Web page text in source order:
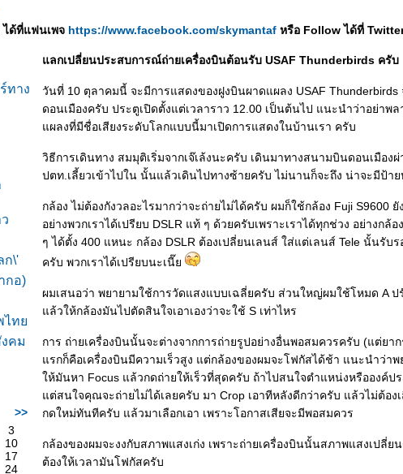
ด้ที่แฟนเพจ https://www.facebook.com/skymantafหรือ Follow ได้ที่
ทาง
ก\'
กอ)
ไท
งคม
>>
3
10
17
24
ลกเปลี่ยนประสบการณ์ถ่ายเครื่องบินต้อนรับ USAF Thunderbirds ครับ
วันที่ 10 ตุลาคมนี้ จะมีการแสดงของฝูงบินผาดแผลง USAF Thunderbirds
ดอนเมืองครับ ประตูเปิดตั้งแต่เวลาราว 12.00 เป็นต้นไป แนะนำว่าอย่าพ
ผลงที่มีชื่อเสียงระดับโลกแบบนี้มาเปิดการแสดงในบ้านเรา ครับ
วิธีการเดินทาง สมมุติเริ่มจากเจ๊เล้งนะครับ เดินมาทางสนามบินดอนเมือง
ปตท.เลี้ยวเข้าไปใน นั้นแล้วเดินไปทางซ้ายครับ ไม่นานก็จะถึง น่าจะมีป้า
กล้อง ไม่ต้องกังวลอะไรมากว่าจะถ่ายไม่ได้ครับ ผมก็ใช้กล้อง Fuji S9600 ยั
อย่างพวกเราได้เปรียบ DSLR แท้ ๆ ด้วยครับเพราะเราได้ทุกช่วง อย่างกล้
ๆ ได้ตั้ง 400 แหนะ กล้อง DSLR ต้องเปลี่ยนเลนส์ ใส่แต่เลนส์ Tele นั้นรั
ครับ พวกเราได้เปรียบนะเนี๊
ผมเสนอว่า พยายามใช้การวัดแสงแบบเฉลี่ยครับ ส่วนใหญ่ผมใช้โหมด A ป
ล้วให้กล้องมันไปตัดสินใจเอาเองว่าจะใช้ S เท่าไหร
การ ถ่ายเครื่องบินนั้นจะต่างจากการถ่ายรูปอย่างอื่นพอสมควรครับ (แต่ยา
รกก็คือเครื่องบินมีความเร็วสูง แต่กล้องของผมจะโฟกัสได้ช้า แนะนำว่าพ
ห้มันหา Focus แล้วกดถ่ายให้เร็วที่สุดครับ ถ้าไปสนใจตำแหน่งหรือองค์ป
ต่สนใจคุณจะถ่ายไม่ได้เลยครับ มา Crop เอาทีหลังดีกว่าครับ แล้วไม่ต้อง
กดใหม่ทันทีครับ แล้วมาเลือกเอา เพราะโอกาสเสียจะมีพอสมควร
กล้องของผมจะงงกับสภาพแสงเก่ง เพราะถ่ายเครื่องบินนั้นสภาพแสงเปลี่
ต้องให้เวลามันโฟกัสครับ